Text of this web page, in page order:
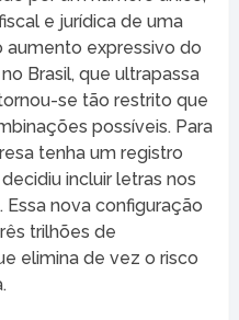
e jurídica de uma
aumento expressivo do
Brasil, que ultrapassa
se tão restrito que
possíveis. Para
tenha um registro
incluir letras nos
Essa nova configuração
trilhões de
elimina de vez o risco